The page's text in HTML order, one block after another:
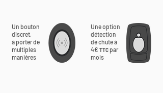
Un bouton
discret,
à porter de
multiples
manières
Une option
détection
de chute à
4€ TTC par
mois